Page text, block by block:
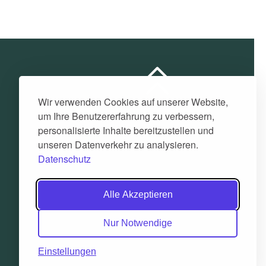
Wir verwenden Cookies auf unserer Website,
um Ihre Benutzererfahrung zu verbessern,
personalisierte Inhalte bereitzustellen und
unseren Datenverkehr zu analysieren.
Datenschutz
Alle Akzeptieren
Nur Notwendige
Einstellungen